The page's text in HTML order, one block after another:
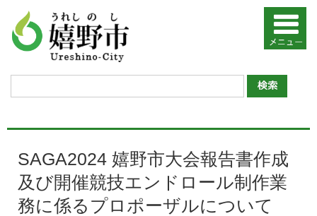
SAGA2024 嬉野市大会報告書作成
及び開催競技エンドロール制作業
務に係るプロポーザルについて